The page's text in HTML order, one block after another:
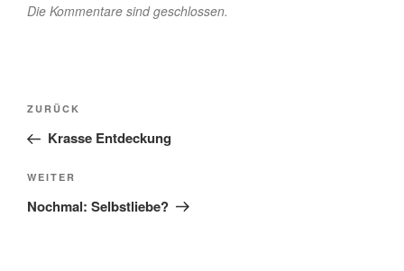
Die Kommentare sind geschlossen.
Beitragsnavigation
Vorheriger
Beitrag
ZURÜCK
Krasse Entdeckung
Nächster
Beitrag
WEITER
Nochmal: Selbstliebe?